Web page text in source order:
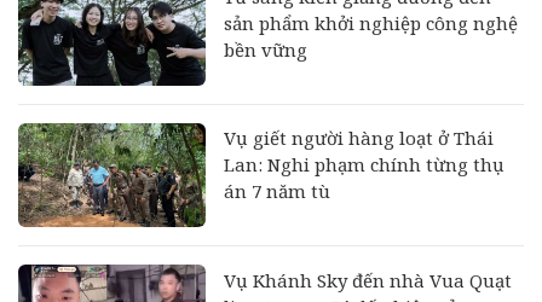
sản phẩm khởi nghiệp công nghệ
bền vững
Vụ giết người hàng loạt ở Thái
Lan: Nghi phạm chính từng thụ
án 7 năm tù
Vụ Khánh Sky đến nhà Vua Quạt